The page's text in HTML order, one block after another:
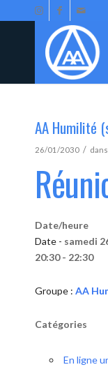
AA Humilité
26/01/2030 / dans
Date/heure
Date - samedi
20:30 - 22:30
Groupe : AA
Catégories
En ligne